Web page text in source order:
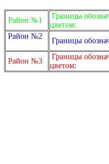
Район №1
Границы
цветом:
Район №2
Границы
Район №3
Границы
цветом: